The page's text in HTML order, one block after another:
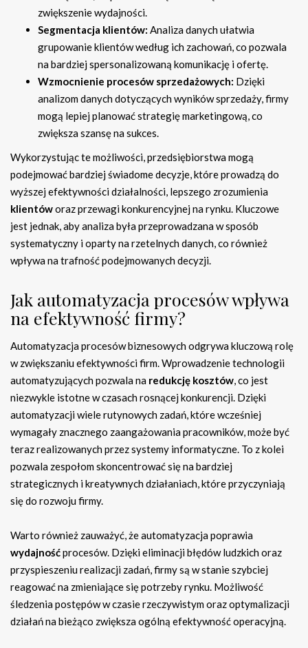
zwiększenie wydajności.
Segmentacja klientów: Analiza danych ułatwia
grupowanie klientów według ich zachowań, co pozwala
na bardziej spersonalizowaną komunikację i ofertę.
Wzmocnienie procesów sprzedażowych: Dzięki
analizom danych dotyczących wyników sprzedaży, firmy
mogą lepiej planować strategię marketingową, co
zwiększa szansę na sukces.
Wykorzystując te możliwości, przedsiębiorstwa mogą
podejmować bardziej świadome decyzje, które prowadzą do
wyższej efektywności działalności, lepszego zrozumienia
klientóworaz przewagi konkurencyjnej na rynku. Kluczowe
jest jednak, aby analiza była przeprowadzana w sposób
systematyczny i oparty na rzetelnych danych, co również
wpływa na trafność podejmowanych decyzji.
Jak automatyzacja procesów wpływa
na efektywność firmy?
Automatyzacja procesów biznesowych odgrywa kluczową rolę
w zwiększaniu efektywności firm. Wprowadzenie technologii
automatyzujących pozwala na redukcję kosztów, co jest
niezwykle istotne w czasach rosnącej konkurencji. Dzięki
automatyzacji wiele rutynowych zadań, które wcześniej
wymagały znacznego zaangażowania pracowników, może być
teraz realizowanych przez systemy informatyczne. To z kolei
pozwala zespołom skoncentrować się na bardziej
strategicznych i kreatywnych działaniach, które przyczyniają
się do rozwoju firmy.
Warto również zauważyć, że automatyzacja poprawia
wydajnośćprocesów. Dzięki eliminacji błędów ludzkich oraz
przyspieszeniu realizacji zadań, firmy są w stanie szybciej
reagować na zmieniające się potrzeby rynku. Możliwość
śledzenia postępów w czasie rzeczywistym oraz optymalizacji
działań na bieżąco zwiększa ogólną efektywność operacyjną.